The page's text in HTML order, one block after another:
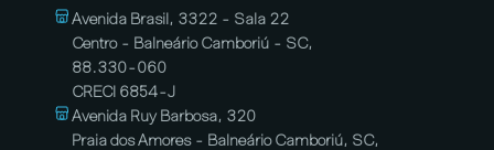
Avenida Brasil, 3322 - Sala 22
Centro - Balneário Camboriú - SC,
88.330-060
CRECI 6854-J
Avenida Ruy Barbosa, 320
Praia dos Amores - Balneário Camboriú, SC,